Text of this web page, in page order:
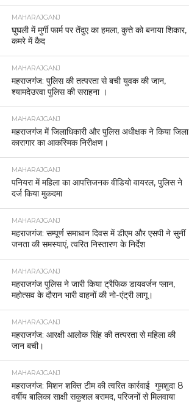
MAHARAJGANJ
घुघली में मुर्गी फार्म पर तेंदुए का हमला, कुत्ते को बनाया शिकार,
कमरे में कैद
MAHARAJGANJ
महराजगंज: पुलिस की तत्परता से बची युवक की जान,
श्यामदेउरवा पुलिस की सराहना ।
MAHARAJGANJ
महराजगंज में जिलाधिकारी और पुलिस अधीक्षक ने किया जिला
कारागार का आकस्मिक निरीक्षण।
MAHARAJGANJ
पनियरा में महिला का आपत्तिजनक वीडियो वायरल, पुलिस ने
दर्ज किया मुकदमा
MAHARAJGANJ
महराजगंज: सम्पूर्ण समाधान दिवस में डीएम और एसपी ने सुनीं
जनता की समस्याएं, त्वरित निस्तारण के निर्देश
MAHARAJGANJ
महराजगंज पुलिस ने जारी किया ट्रैफिक डायवर्जन प्लान,
महोत्सव के दौरान भारी वाहनों की नो-एंट्री लागू।
MAHARAJGANJ
महराजगंज: आरक्षी आलोक सिंह की तत्परता से महिला की
जान बची।
MAHARAJGANJ
महराजगंज: मिशन शक्ति टीम की त्वरित कार्रवाई गुमशुदा 8
वर्षीय बालिका साक्षी सकुशल बरामद, परिजनों से मिलवाया